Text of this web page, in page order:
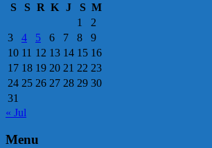
S
S R K J S M
1
2
3
4 5 6 7 8
9
10 11 12 13 14 15 16
17 18 19 20 21 22 23
24 25 26 27 28 29 30
31
« Jul
Menu